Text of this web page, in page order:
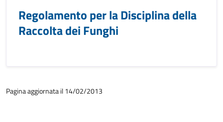
Regolamento per la Disciplina della
Raccolta dei Funghi
Pagina aggiornata il 14/02/2013